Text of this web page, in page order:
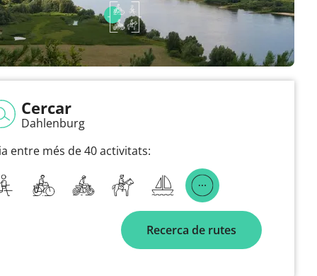
Cercar
Dahlenburg
entre més de 40 activitats:
Recerca de rutes